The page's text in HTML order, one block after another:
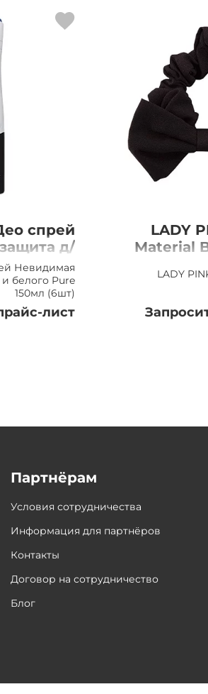
спрей
д/
и белого
(6шт)
Невидимая
белого Pure
150мл (6шт)
лист
LADY
Material
LADY
Партнёрам
Условия сотрудничества
Информация для партнёров
Контакты
Договор на сотрудничество
Блог